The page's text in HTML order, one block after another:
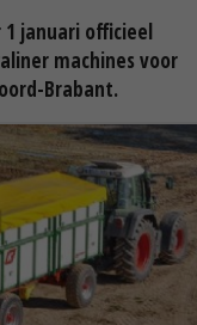
1 januari officieel
machines voor
Brabant.